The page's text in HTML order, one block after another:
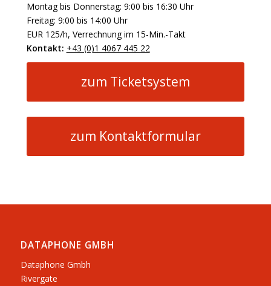
Montag bis Donnerstag: 9:00 bis 16:30 Uhr
Freitag: 9:00 bis 14:00 Uhr
EUR 125/h, Verrechnung im 15-Min.-Takt
Kontakt: +43 (0)1 4067 445 22
zum Ticketsystem
zum Kontaktformular
DATAPHONE GMBH
Dataphone Gmbh
Rivergate